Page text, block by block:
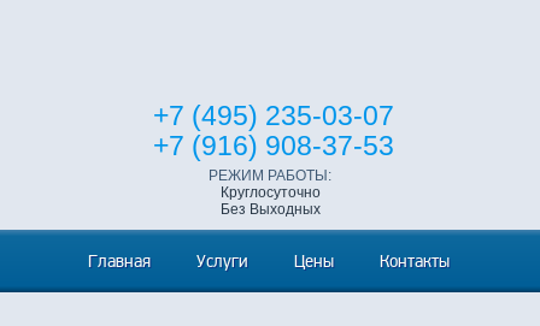
+7 (495) 235-03-07
+7 (916) 908-37-53
РЕЖИМ РАБОТЫ:
Круглосуточно
Без Выходных
Главная Услуги Цены Контакты